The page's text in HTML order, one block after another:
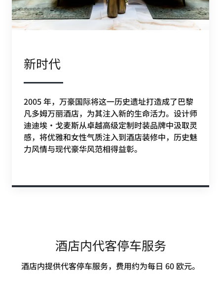
新时代
2005 年，万豪国际将这一历史遗址打造成了巴黎
凡多姆万丽酒店，为其注入新的生命活力。设计师
迪迪埃·戈麦斯从卓越高级定制时装品牌中汲取灵
感，将优雅和女性气质注入到酒店装修中，历史魅
力风情与现代豪华风范相得益彰。
酒店内代客停车服务
酒店内提供代客停车服务，费用约为每日 60 欧元。